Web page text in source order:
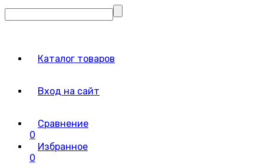
Каталог товаров
Вход на сайт
Сравнение
0
Избранное
0